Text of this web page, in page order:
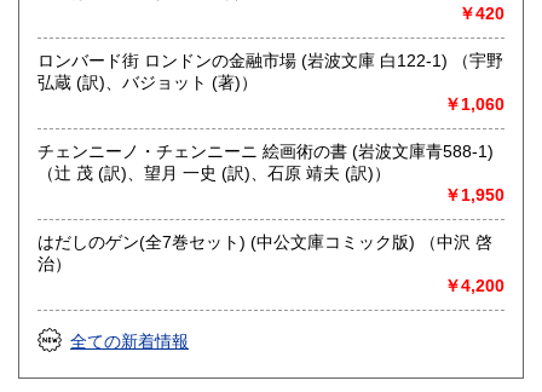
￥420
ロンバード街 ロンドンの金融市場 (岩波文庫 白122-1) （宇野
弘蔵 (訳)、バジョット (著)）
￥1,060
チェンニーノ・チェンニーニ 絵画術の書 (岩波文庫青588-1)
（辻 茂 (訳)、望月 一史 (訳)、石原 靖夫 (訳)）
￥1,950
はだしのゲン(全7巻セット) (中公文庫コミック版) （中沢 啓
治）
￥4,200
全ての新着情報